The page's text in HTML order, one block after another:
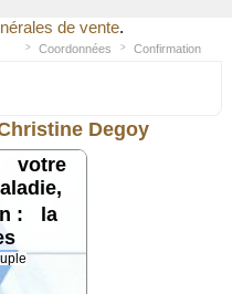
de vente.
Coordonnées Confirmation
Degoy
votre
: la